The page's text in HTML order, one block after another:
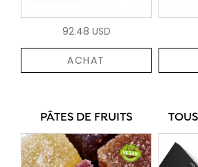
92.48 USD
ACHAT
PÂTES DE FRUITS